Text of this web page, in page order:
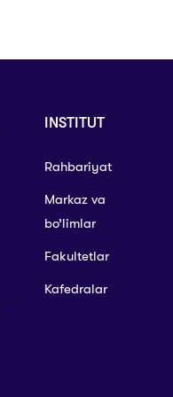
INSTITUT
Rahbariyat
Markaz va
bo’limlar
Fakultetlar
Kafedralar